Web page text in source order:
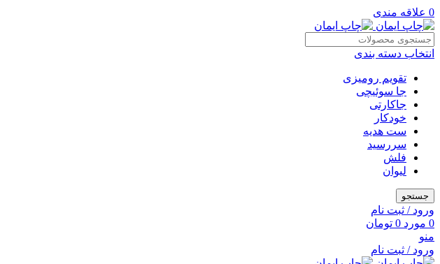
0 علاقه مندی
انتخاب دسته بندی
تقویم رومیزی
جا سوئیچی
جاکارتی
خودکار
ست هدیه
سررسید
فلش
لیوان
جستجو
ورود / ثبت نام
0 مورد 0 تومان
منو
ورود / ثبت نام